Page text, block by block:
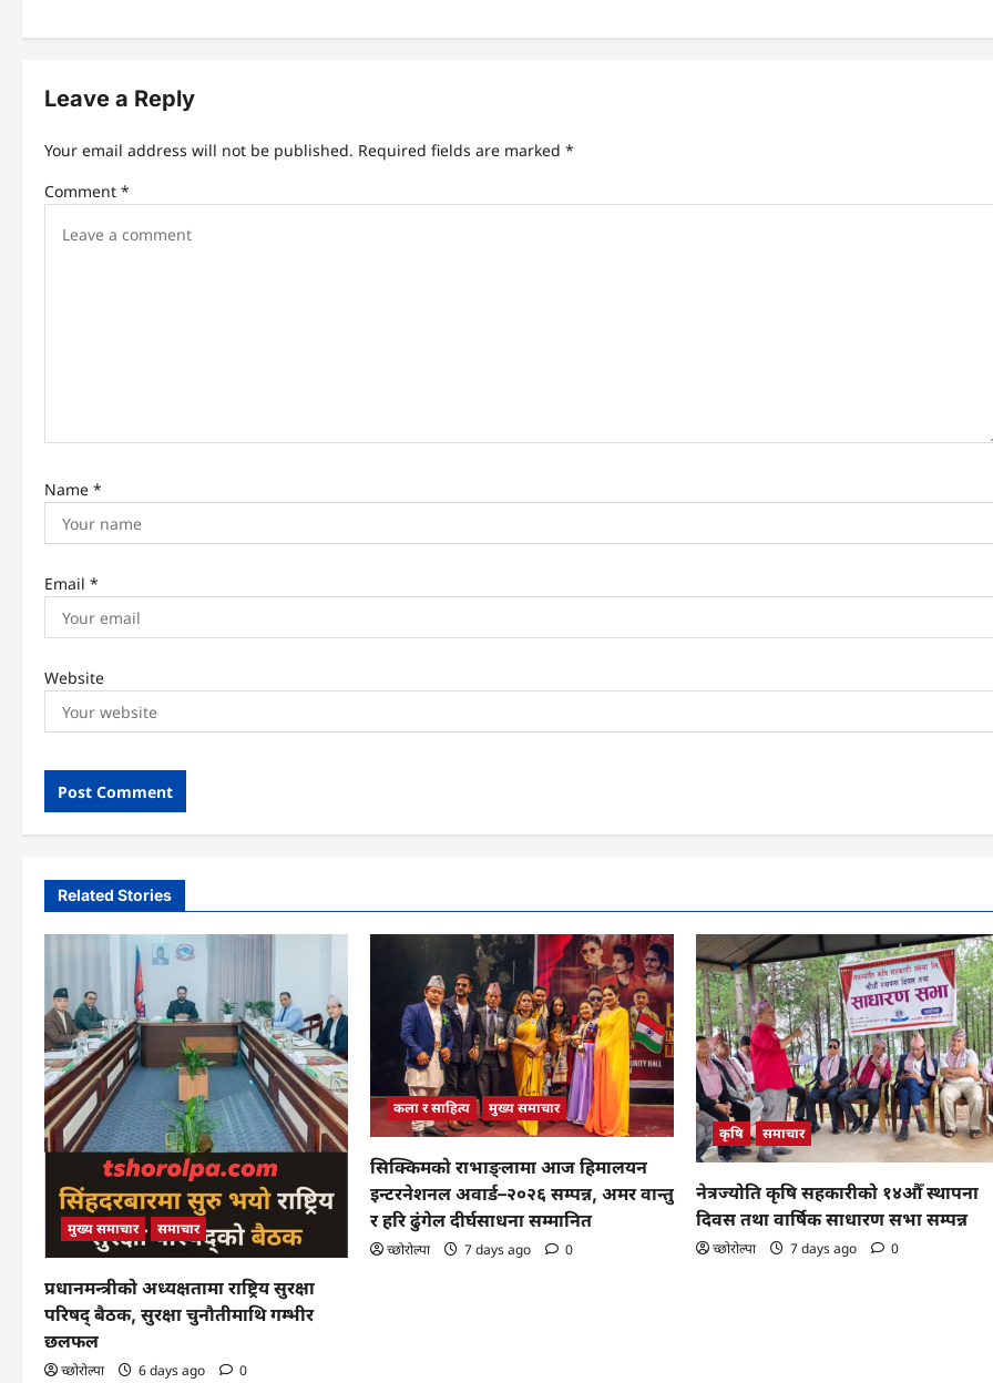
v
o
n
Leave a Reply
Your email address will not be published. Required fields are marked *
Comment *
Name *
Email *
Website
Related Stories
मुख्य समाचार समाचार
प्रधानमन्त्रीको अध्यक्षतामा राष्ट्रिय सुरक्षा
परिषद् बैठक, सुरक्षा चुनौतीमाथि गम्भीर
छलफल
च्छोरोल्पा 6 days ago 0
कला र साहित्य मुख्य समाचार
सिक्किमको राभाङ्लामा आज हिमालयन
इन्टरनेशनल अवार्ड–२०२६ सम्पन्न, अमर वान्तु
र हरि ढुंगेल दीर्घसाधना सम्मानित
च्छोरोल्पा 7 days ago 0
कृषि समाचार
नेत्रज्योति कृषि सहकारीको १४औँ स्थापना
दिवस तथा वार्षिक साधारण सभा सम्पन्न
च्छोरोल्पा 7 days ago 0